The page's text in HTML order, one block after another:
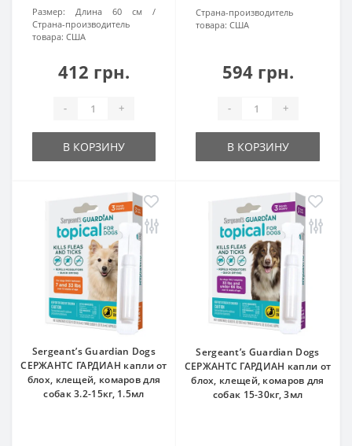
Размер:
Длина 60 см
Страна-производитель
товара: США
412 грн.
- +
В КОРЗИНУ
Страна-производитель
товара: США
594 грн.
- +
В КОРЗИНУ
Sergeant’s Guardian Dogs
СЕРЖАНТС ГАРДИАН капли от
блох, клещей, комаров для
собак 3.2-15кг, 1.5мл
Sergeant’s Guardian Dogs
СЕРЖАНТС ГАРДИАН капли от
блох, клещей, комаров для
собак 15-30кг, 3мл